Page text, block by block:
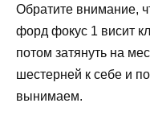
Обратите внимание,
форд фокус 1 висит
потом затянуть на
шестерней к себе и
вынимаем.